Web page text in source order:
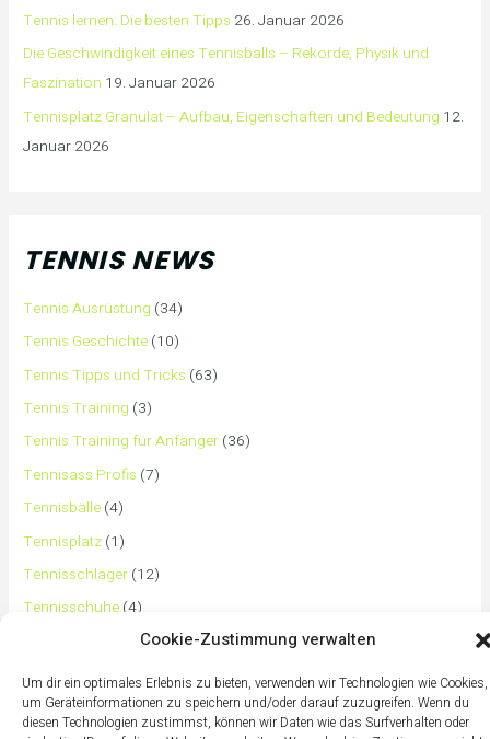
Cookie-Zustimmung verwalten
Um dir ein optimales Erlebnis zu bieten, verwenden wir Technologien wie Cookies,
um Geräteinformationen zu speichern und/oder darauf zuzugreifen. Wenn du
diesen Technologien zustimmst, können wir Daten wie das Surfverhalten oder
Tennis lernen: Die besten Tipps 26. Januar 2026
Die Geschwindigkeit eines Tennisballs – Rekorde, Physik und
Faszination 19. Januar 2026
Tennisplatz Granulat – Aufbau, Eigenschaften und Bedeutung 12.
Januar 2026
TENNIS NEWS
Tennis Ausrüstung (34)
Tennis Geschichte (10)
Tennis Tipps und Tricks (63)
Tennis Training (3)
Tennis Training für Anfänger (36)
Tennisass Profis (7)
Tennisbälle (4)
Tennisplatz (1)
Tennisschläger (12)
Tennisschuhe (4)
(2)
Tennisurlaub(1)